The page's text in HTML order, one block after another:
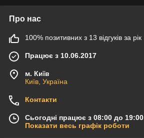
Про нас
100% позитивних з 13 відгуків за рік
Працює з 10.06.2017
м. Київ
Київ, Україна
Контакти
Сьогодні працює з 08:00 до 19:00
Показати весь графік роботи